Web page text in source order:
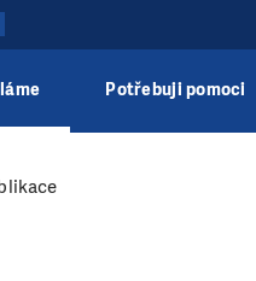
Potřebuji pomoci